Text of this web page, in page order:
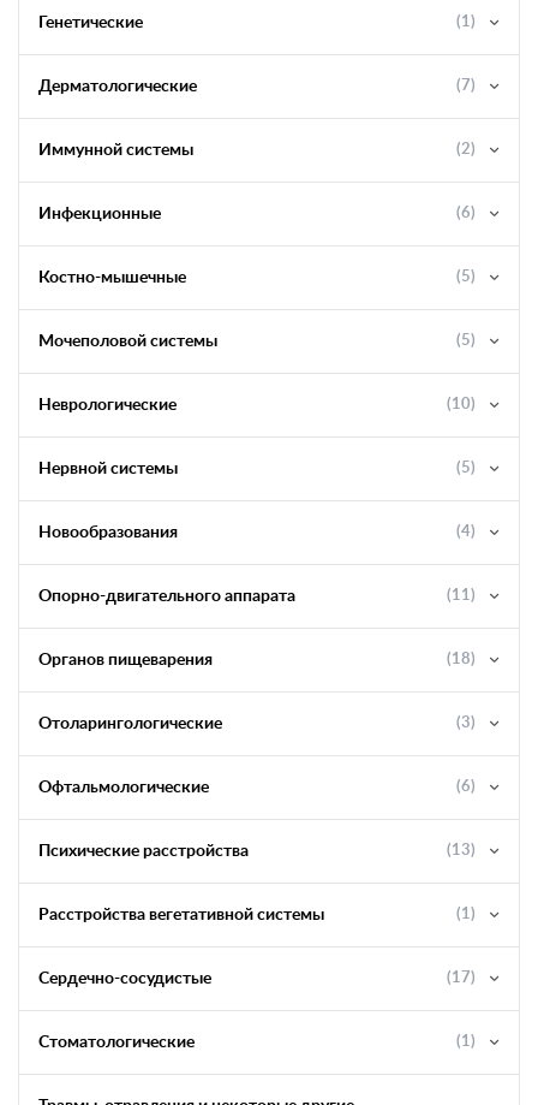
Генетические (1)
Дерматологические (7)
Иммунной системы (2)
Инфекционные (6)
Костно-мышечные (5)
Мочеполовой системы (5)
Неврологические (10)
Нервной системы (5)
Новообразования (4)
Опорно-двигательного аппарата (11)
Органов пищеварения (18)
Отоларингологические (3)
Офтальмологические (6)
Психические расстройства (13)
Расстройства вегетативной системы (1)
Сердечно-сосудистые (17)
Стоматологические (1)